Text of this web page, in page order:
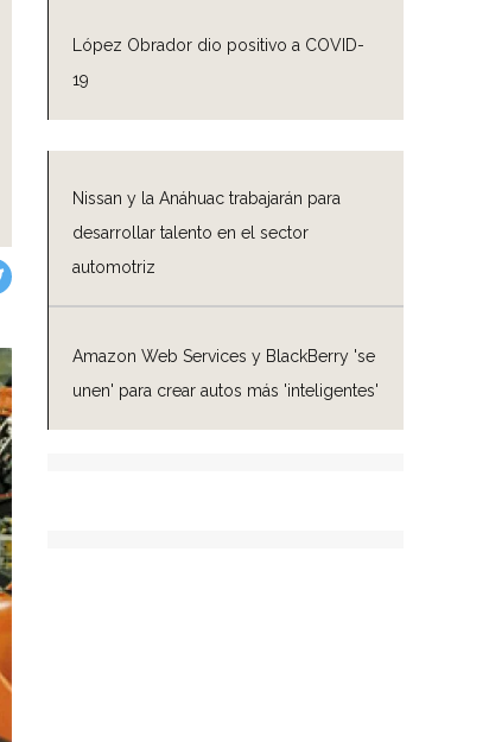
López Obrador dio positivo a COVID-
19
Nissan y la Anáhuac trabajarán para
desarrollar talento en el sector
automotriz
Amazon Web Services y BlackBerry 'se
unen' para crear autos más 'inteligentes'